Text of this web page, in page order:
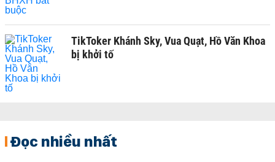
TikToker Khánh Sky, Vua Quạt, Hồ Văn Khoa
bị khởi tố
Đọc nhiều nhất